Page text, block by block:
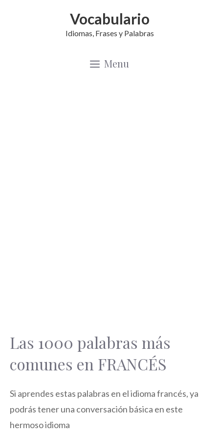
Vocabulario
Idiomas, Frases y Palabras
Menu
Las 1000 palabras más
comunes en FRANCÉS
Si aprendes estas palabras en el idioma francés, ya
podrás tener una conversación básica en este
hermoso idioma